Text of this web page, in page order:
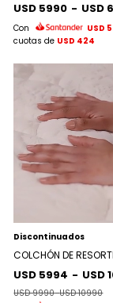
USD 5990 - USD
Con USD
cuotas de USD 424
Discontinuados
COLCHÓN DE
USD 5994 - USD
USD 9990-USD 10990